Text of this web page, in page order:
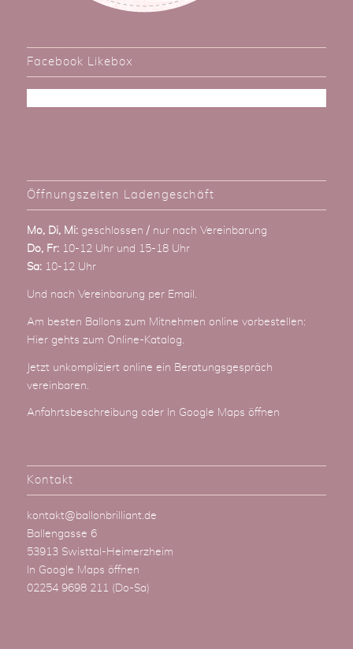
Facebook Likebox
Öffnungszeiten Ladengeschäft
Mo, Di, Mi:geschlossen / nur nach Vereinbarung
Do, Fr:10-12 Uhr und 15-18 Uhr
Sa:10-12 Uhr
Und nach Vereinbarung per Email
Am besten Ballons zum Mitnehmen online vorbestellen:
Hier gehts zum Online-Katalog
Jetzt unkompliziert online ein Beratungsgespräch
vereinbaren.
Anfahrtsbeschreibung oder In Google Maps öffnen
Kontakt
kontakt@ballonbrilliant.de
Ballengasse 6
53913 Swisttal-Heimerzheim
In Google Maps öffnen
02254 9698 211 (Do-Sa)